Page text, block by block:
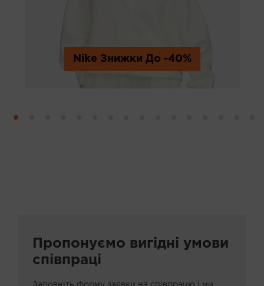
Интернет-гипермаркеты
Аукционы
Nike Знижки До -40%
Пропонуємо вигідні умови
співпраці